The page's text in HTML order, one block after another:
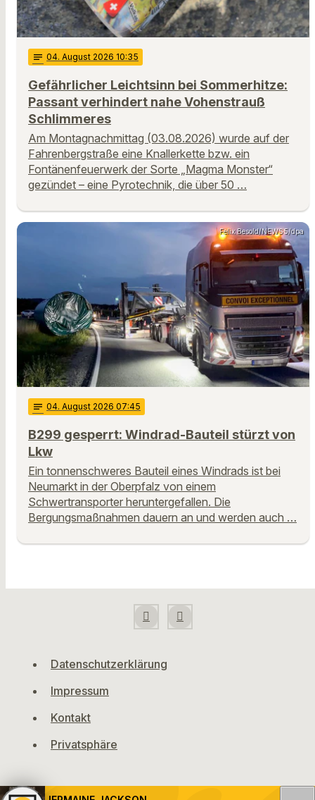
notes 04. August 2026 10:35
Gefährlicher Leichtsinn bei Sommerhitze:
Passant verhindert nahe Vohenstrauß
Schlimmeres
Am Montagnachmittag (03.08.2026) wurde auf der
Fahrenbergstraße eine Knallerkette bzw. ein
Fontänenfeuerwerk der Sorte „Magma Monster“
gezündet – eine Pyrotechnik, die über 50 …
Felix Besold/NEWS5/dpa
notes 04. August 2026 07:45
B299 gesperrt: Windrad-Bauteil stürzt von
Lkw
Ein tonnenschweres Bauteil eines Windrads ist bei
Neumarkt in der Oberpfalz von einem
Schwertransporter heruntergefallen. Die
Bergungsmaßnahmen dauern an und werden auch …
Datenschutzerklärung
Impressum
Kontakt
Privatsphäre